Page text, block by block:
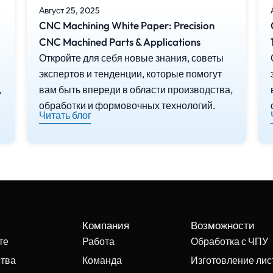
Август 25, 2025
CNC Machining White Paper: Precision
CNC Machined Parts & Applications
Откройте для себя новые знания, советы
экспертов и тенденции, которые помогут
вам быть впереди в области производства,
обработки и формовочных технологий.
Читать блог
Компания
Работа
Команда
Возможности
Обработка с ЧПУ
Изготовление